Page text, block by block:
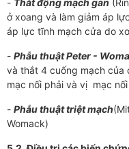
- Thắt động mạch gan
ở xoang và làm giảm áp
áp lực tĩnh mạch cửa do
- Phẫu thuật Peter -
và thắt 4 cuống mạch của
mạc nối phải và vị mạc
- Phẫu thuật triệt mạch
Womack)